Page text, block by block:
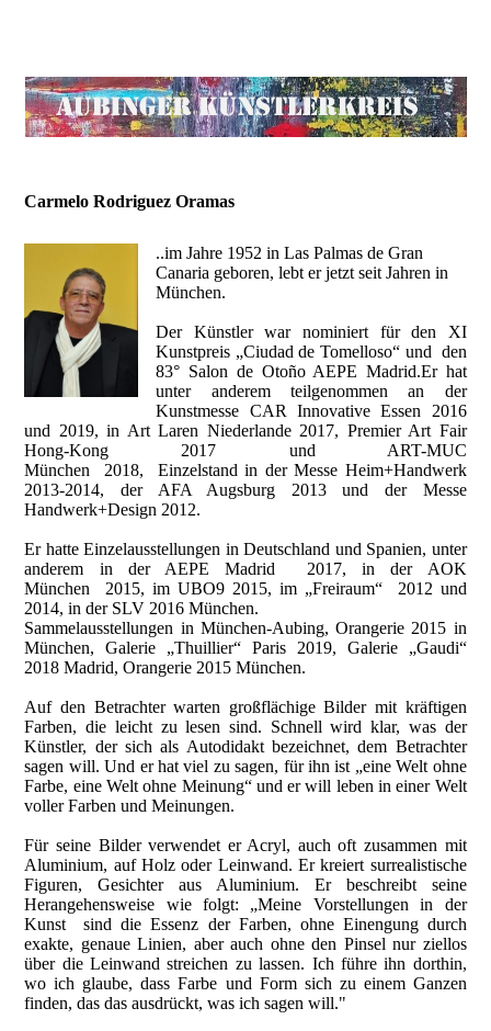
Carmelo Rodriguez Oramas
..im Jahre 1952 in Las Palmas de Gran
Canaria geboren, lebt er jetzt seit Jahren in
München.
Der Künstler war nominiert für den XI
Kunstpreis „Ciudad de Tomelloso“ und den
83° Salon de Otoño AEPE Madrid.Er hat
unter anderem teilgenommen an der
Kunstmesse CAR Innovative Essen 2016
und 2019, in Art Laren Niederlande 2017, Premier Art Fair
Hong-Kong 2017 und ART-MUC
München 2018, Einzelstand in der Messe Heim+Handwerk
2013-2014, der AFA Augsburg 2013 und der Messe
Handwerk+Design 2012.
Er hatte Einzelausstellungen in Deutschland und Spanien, unter
anderem in der AEPE Madrid 2017, in der AOK
München 2015, im UBO9 2015, im „Freiraum“ 2012 und
2014, in der SLV 2016 München.
Sammelausstellungen in München-Aubing, Orangerie 2015 in
München, Galerie „Thuillier“ Paris 2019, Galerie „Gaudi“
2018 Madrid, Orangerie 2015 München.
Auf den Betrachter warten großflächige Bilder mit kräftigen
Farben, die leicht zu lesen sind. Schnell wird klar, was der
Künstler, der sich als Autodidakt bezeichnet, dem Betrachter
sagen will. Und er hat viel zu sagen, für ihn ist „eine Welt ohne
Farbe, eine Welt ohne Meinung“ und er will leben in einer Welt
voller Farben und Meinungen.
Für seine Bilder verwendet er Acryl, auch oft zusammen mit
Aluminium, auf Holz oder Leinwand. Er kreiert surrealistische
Figuren, Gesichter aus Aluminium. Er beschreibt seine
Herangehensweise wie folgt: „Meine Vorstellungen in der
Kunst sind die Essenz der Farben, ohne Einengung durch
exakte, genaue Linien, aber auch ohne den Pinsel nur ziellos
über die Leinwand streichen zu lassen. Ich führe ihn dorthin,
wo ich glaube, dass Farbe und Form sich zu einem Ganzen
finden, das das ausdrückt, was ich sagen will."